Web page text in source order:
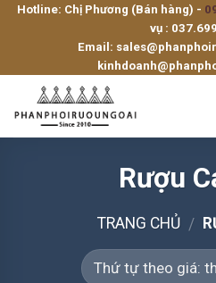
SkipHotline: Chị Phương (Bán hàng) -
vụ :
Email:
Rượu
TRANG CHỦ /